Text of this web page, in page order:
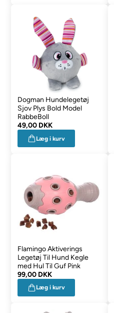
Dogman Hundelegetøj
Sjov Plys Bold Model
RabbeBoll
49,00 DKK
Læg i kurv
Flamingo Aktiverings
Legetøj Til Hund Kegle
med Hul Til Guf Pink
99,00 DKK
Læg i kurv